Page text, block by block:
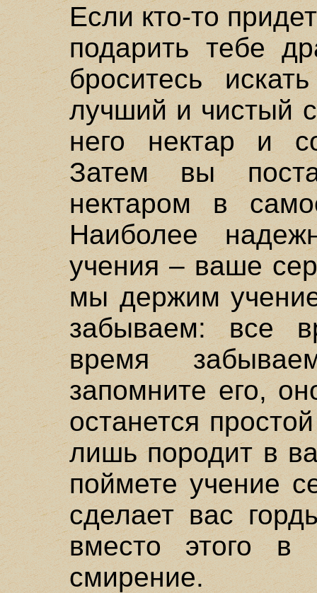
Если кто-то
подарить тебе
броситесь
лучший и чистый
него нектар и
Затем вы
нектаром в
Наиболее
учения – ваше
мы держим
забываем: все
время
запомните его,
останется
лишь породит в
поймете учение
сделает вас
вместо этого в
смирение.